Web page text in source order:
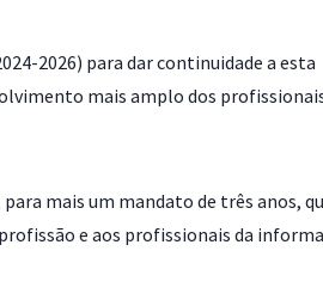
2026) para dar continuidade a esta
mais amplo dos
mais um mandato de três anos,
e aos profissionais da